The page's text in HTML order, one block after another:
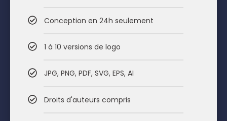
Conception en 24h seulement
1 à 10 versions de logo
JPG, PNG, PDF, SVG, EPS, AI
Droits d'auteurs compris